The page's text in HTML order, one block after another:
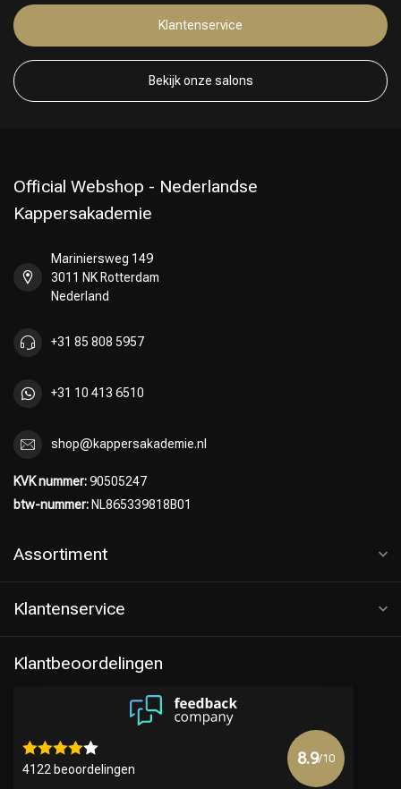
Omvorming CombiDeals
Klantenservice
Bekijk onze salons
Official Webshop - Nederlandse
Kappersakademie
Mariniersweg 149
3011 NK Rotterdam
Nederland
+31 85 808 5957
+31 10 413 6510
shop@kappersakademie.nl
KVK nummer:90505247
btw-nummer: NL865339818B01
Assortiment
Klantenservice
Klantbeoordelingen
4122 beoordelingen
8.9/10